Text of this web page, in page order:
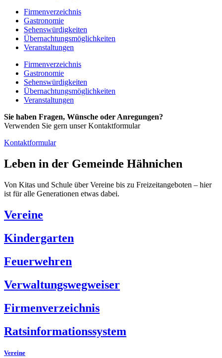
Firmenverzeichnis
Gastronomie
Sehenswürdigkeiten
Übernachtungsmöglichkeiten
Veranstaltungen
Firmenverzeichnis
Gastronomie
Sehenswürdigkeiten
Übernachtungsmöglichkeiten
Veranstaltungen
Sie haben Fragen, Wünsche oder Anregungen?
Verwenden Sie gern unser Kontaktformular
Kontaktformular
Leben in der Gemeinde Hähnichen
Von Kitas und Schule über Vereine bis zu Freizeitangeboten – hier
ist für alle Generationen etwas dabei.
Vereine
Kindergarten
Feuerwehren
Verwaltungswegweiser
Firmenverzeichnis
Ratsinformationssystem
Vereine